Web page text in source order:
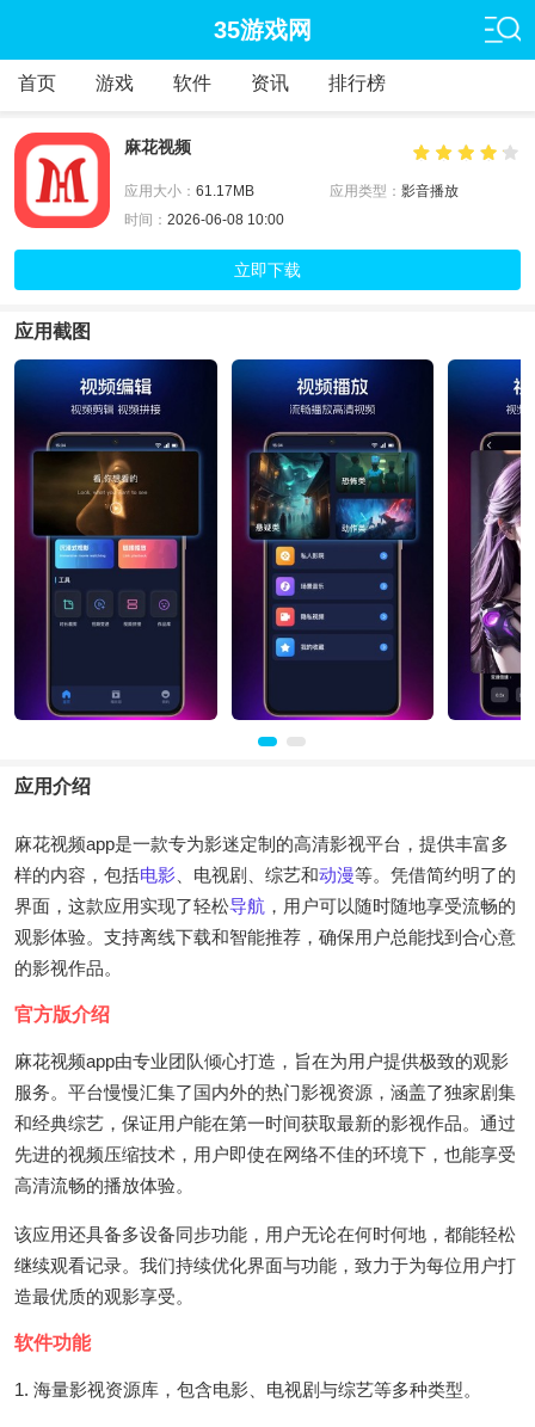
35游戏网
首页 游戏 软件 资讯 排行榜
麻花视频
应用大小： 61.17MB 应用类型： 影音播放
时间： 2026-06-08 10:00
立即下载
应用截图
应用介绍
麻花视频app是一款专为影迷定制的高清影视平台，提供丰富多
样的内容，包括电影 、电视剧、综艺和动漫等。凭借简约明了的
界面，这款应用实现了轻松导航 ，用户可以随时随地享受流畅的
观影体验。支持离线下载和智能推荐，确保用户总能找到合心意
的影视作品。
官方版介绍
麻花视频app由专业团队倾心打造，旨在为用户提供极致的观影
服务。平台慢慢汇集了国内外的热门影视资源，涵盖了独家剧集
和经典综艺，保证用户能在第一时间获取最新的影视作品。通过
先进的视频压缩技术，用户即使在网络不佳的环境下，也能享受
高清流畅的播放体验。
该应用还具备多设备同步功能，用户无论在何时何地，都能轻松
继续观看记录。我们持续优化界面与功能，致力于为每位用户打
造最优质的观影享受。
软件功能
1. 海量影视资源库，包含电影、电视剧与综艺等多种类型。